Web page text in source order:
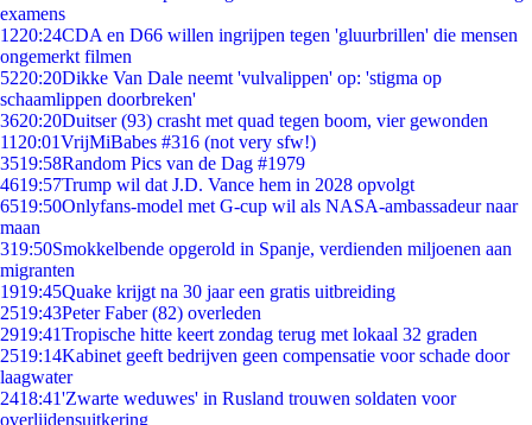
examens
1220:24CDA en D66 willen ingrijpen tegen 'gluurbrillen' die mensen
ongemerkt filmen
5220:20Dikke Van Dale neemt 'vulvalippen' op: 'stigma op
schaamlippen doorbreken'
3620:20Duitser (93) crasht met quad tegen boom, vier gewonden
11 20:01VrijMiBabes #316 (not very sfw!)
3519:58Random Pics van de Dag #1979
4619:57Trump wil dat J.D. Vance hem in 2028 opvolgt
6519:50Onlyfans-model met G-cup wil als NASA-ambassadeur naar
maan
319:50Smokkelbende opgerold in Spanje, verdienden miljoenen aan
migranten
1919:45Quake krijgt na 30 jaar een gratis uitbreiding
2519:43Peter Faber (82) overleden
2919:41Tropische hitte keert zondag terug met lokaal 32 graden
2519:14Kabinet geeft bedrijven geen compensatie voor schade door
laagwater
2418:41'Zwarte weduwes' in Rusland trouwen soldaten voor
overlijdensuitkering